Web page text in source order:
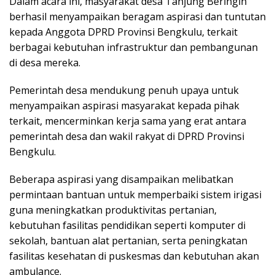
berhasil menyampaikan beragam aspirasi dan tuntutan
kepada Anggota DPRD Provinsi Bengkulu, terkait
berbagai kebutuhan infrastruktur dan pembangunan
di desa mereka.
Pemerintah desa mendukung penuh upaya untuk
menyampaikan aspirasi masyarakat kepada pihak
terkait, mencerminkan kerja sama yang erat antara
pemerintah desa dan wakil rakyat di DPRD Provinsi
Bengkulu.
Beberapa aspirasi yang disampaikan melibatkan
permintaan bantuan untuk memperbaiki sistem irigasi
guna meningkatkan produktivitas pertanian,
kebutuhan fasilitas pendidikan seperti komputer di
sekolah, bantuan alat pertanian, serta peningkatan
fasilitas kesehatan di puskesmas dan kebutuhan akan
ambulance.